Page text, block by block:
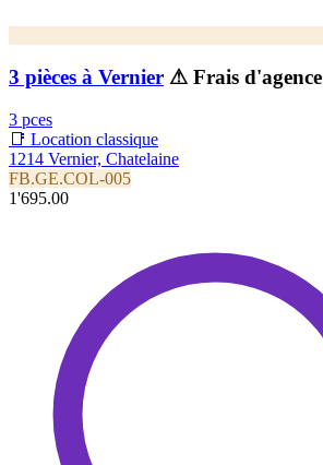
3 pièces à Vernier ⚠ Frais d'agence
3 pces
📑 Location classique
1214 Vernier, Chatelaine
FB.GE.COL-005
1'695.00